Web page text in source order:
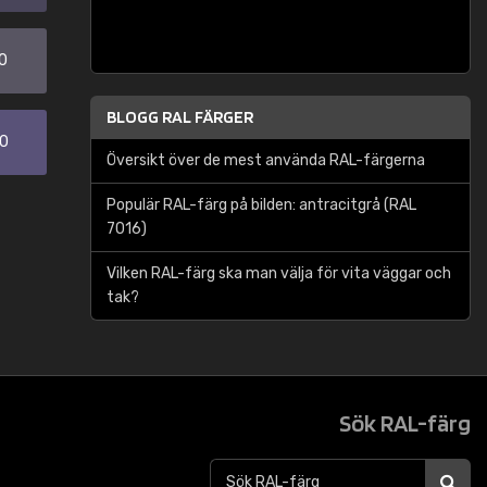
BLOGG RAL FÄRGER
Översikt över de mest använda RAL-färgerna
Populär RAL-färg på bilden: antracitgrå (RAL
7016)
Vilken RAL-färg ska man välja för vita väggar och
tak?
Sök RAL-färg